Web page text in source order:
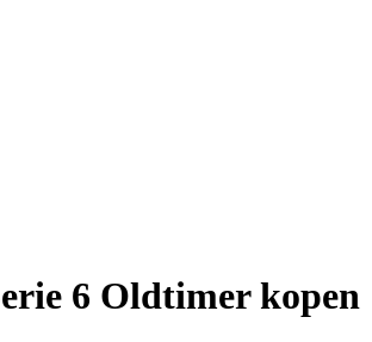
6 Oldtimer kopen